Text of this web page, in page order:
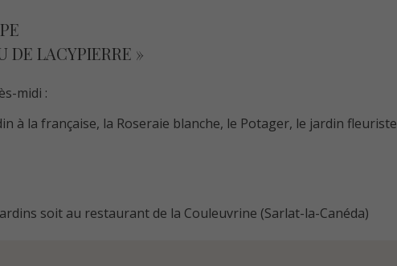
DE LACYPIERRE »
midi :
à la française, la Roseraie blanche, le Potager, le jardin fleuriste
soit au restaurant de la Couleuvrine (Sarlat-la-Canéda)